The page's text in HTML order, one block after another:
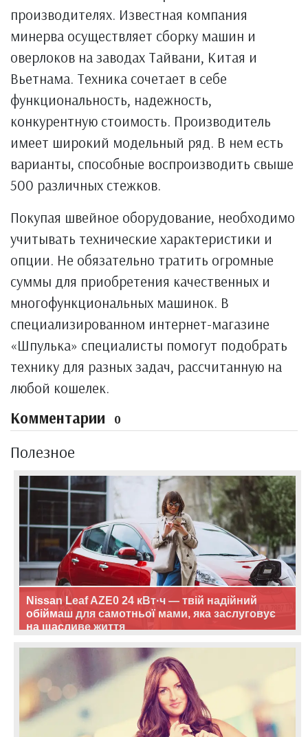
производителях. Известная компания
минерва осуществляет сборку машин и
оверлоков на заводах Тайвани, Китая и
Вьетнама. Техника сочетает в себе
функциональность, надежность,
конкурентную стоимость. Производитель
имеет широкий модельный ряд. В нем есть
варианты, способные воспроизводить свыше
500 различных стежков.
Покупая швейное оборудование, необходимо
учитывать технические характеристики и
опции. Не обязательно тратить огромные
суммы для приобретения качественных и
многофункциональных машинок. В
специализированном интернет-магазине
«Шпулька» специалисты помогут подобрать
технику для разных задач, рассчитанную на
любой кошелек.
Комментарии 0
Полезное
Nissan Leaf AZE0 24 кВт·ч — твій надійний
обіймаш для самотньої мами, яка заслуговує
на щасливе життя